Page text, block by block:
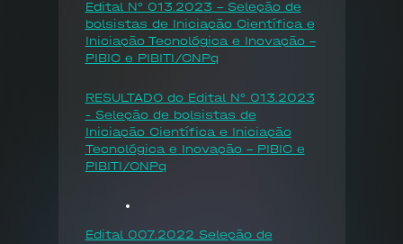
Edital N° 013.2023 - Seleção de
bolsistas de Iniciação Científica e
Iniciação Tecnológica e Inovação –
PIBIC e PIBITI/CNPq
RESULTADO do Edital N° 013.2023
- Seleção de bolsistas de
Iniciação Científica e Iniciação
Tecnológica e Inovação – PIBIC e
PIBITI/CNPq
Edital 007.2022 Seleção de